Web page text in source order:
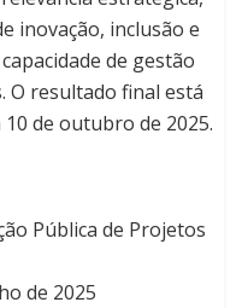
inovação, inclusão e
de gestão
O resultado final está
de outubro de 2025.
Pública de Projetos
de 2025